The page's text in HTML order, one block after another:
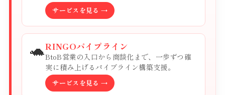
サービスを見る →
🐢RINGOパイプライン
BtoB営業の入口から商談化まで、一歩ずつ確
実に積み上げるパイプライン構築支援。
サービスを見る →